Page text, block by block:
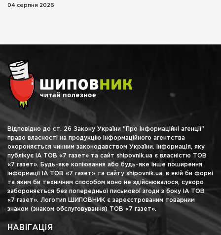
04 серпня 2026
Відповідно до ст. 26 Закону України "Про інформаційні агенції"
право власності на продукцію інформаційного агентства
охороняється чинним законодавством України. Інформація, яку
публікує ІА ТОВ «7 газет» та сайт shipovnik.ua є власністю ТОВ
«7 газет». Будь-яке копіювання або будь-яке інше поширення
інформації ІА ТОВ «7 газет» та сайту shipovnik.ua, в якій би формі
та яким би технічним способом воно не здійснювалося, суворо
забороняється без попередньої письмової згоди з боку ІА ТОВ
«7 газет». Логотип ШИПОВНИК є зареєстрованим товарним
знаком (знаком обслуговування) ТОВ «7 газет».
НАВІГАЦІЯ